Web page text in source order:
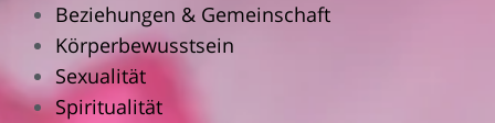
Beziehungen & Gemeinschaft
Körperbewusstsein
Sexualität
Spiritualität